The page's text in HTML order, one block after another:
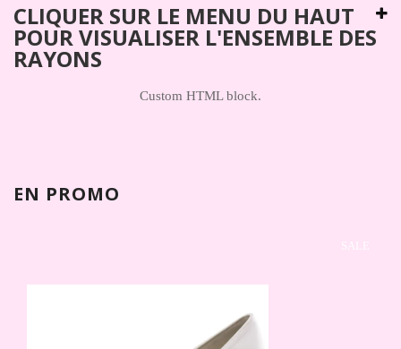
CLIQUER SUR LE MENU DU HAUT
POUR VISUALISER L'ENSEMBLE DES
RAYONS
Custom HTML block.
EN PROMO
SALE